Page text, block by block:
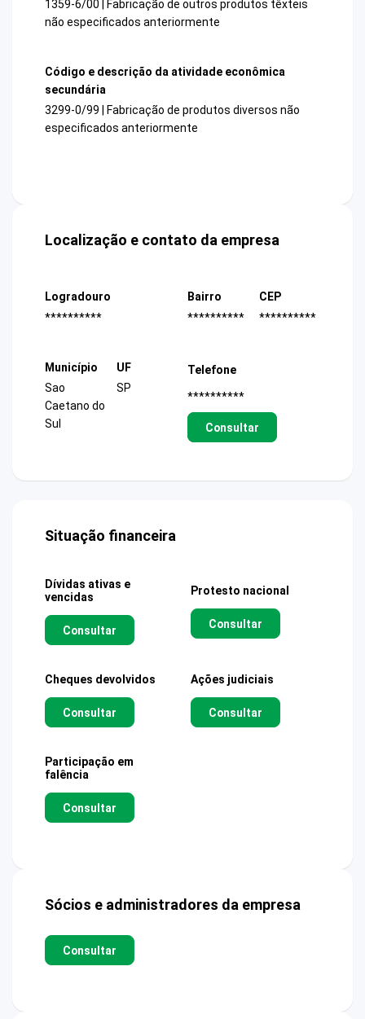
1359-6/00 | Fabricação de outros produtos têxteis
não especificados anteriormente
Código e descrição da atividade econômica
secundária
3299-0/99 | Fabricação de produtos diversos não
especificados anteriormente
Localização e contato da empresa
Logradouro
**********
Bairro
**********
CEP
**********
Município
Sao
Caetano do
Sul
UF
SP
Telefone
**********
Consultar
Situação financeira
Dívidas ativas e
vencidas
Consultar
Protesto nacional
Consultar
Cheques devolvidos
Consultar
Ações judiciais
Consultar
Participação em
falência
Consultar
Sócios e administradores da empresa
Consultar